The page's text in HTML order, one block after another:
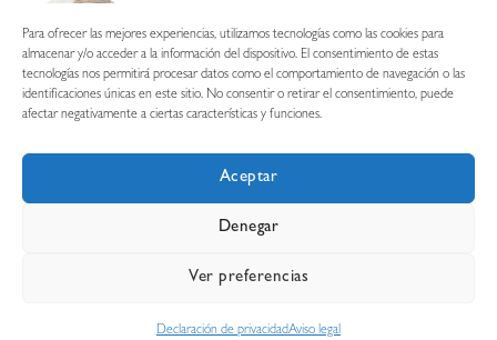
Para ofrecer las mejores experiencias, utilizamos tecnologías como las cookies para
almacenar y/o acceder a la información del dispositivo. El consentimiento de estas
tecnologías nos permitirá procesar datos como el comportamiento de navegación o las
identificaciones únicas en este sitio. No consentir o retirar el consentimiento, puede
afectar negativamente a ciertas características y funciones.
Aceptar
Denegar
Ver preferencias
Declaración de privacidadAviso legal
687 54 31 70
nerearetamonge@gmail.com
Aviso legal
Condiciones de uso y compra
Política de cookies